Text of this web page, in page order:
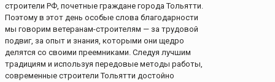
строители РФ, почетные граждане города Тольятти.
Поэтому в этот день особые слова благодарности
мы говорим ветеранам-строителям — за трудовой
подвиг, за опыт и знания, которыми они щедро
делятся со своими преемниками. Следуя лучшим
традициям и используя передовые методы работы,
современные строители Тольятти достойно